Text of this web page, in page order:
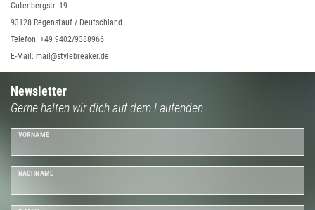
Gutenbergstr. 19
93128 Regenstauf / Deutschland
Telefon: +49 9402/9388966
E-Mail: mail@stylebreaker.de
Newsletter
Gerne halten wir dich auf dem Laufenden
VORNAME
NACHNAME